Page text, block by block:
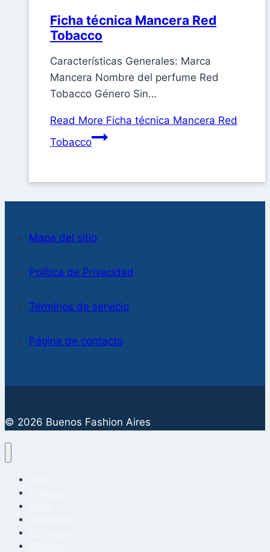
Ficha técnica Mancera Red
Tobacco
Características Generales: Marca
Mancera Nombre del perfume Red
Tobacco Género Sin…
Read More Ficha técnica Mancera Red
Tobacco
Mapa del sitio
Política de Privacidad
Términos de servicio
Página de contacto
© 2026 Buenos Fashion Aires